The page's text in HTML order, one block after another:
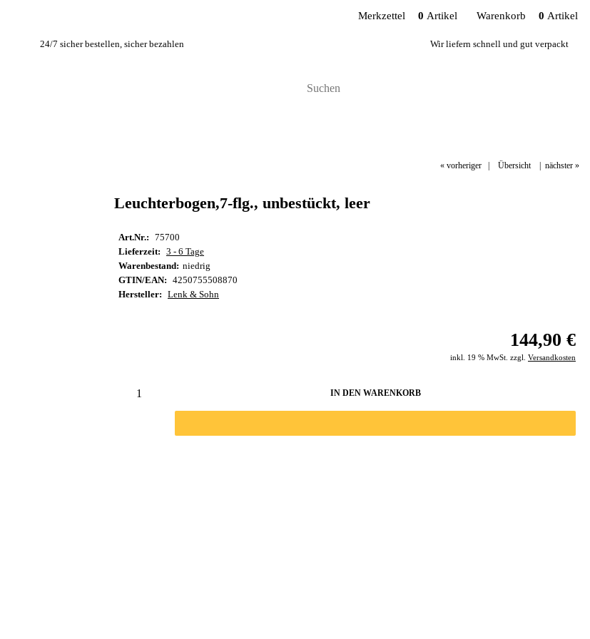
24/7 sicher bestellen, sicher bezahlen Wir liefern schnell und gut verpackt
Warenkorb 0 Artikel
Merkzettel 0 Artikel
« vorheriger Übersicht| nächster »
Leuchterbogen,7-flg., unbestückt, leer
Art.Nr.:
75700
Lieferzeit:
3 - 6 Tage
Warenbestand: niedrig
GTIN/EAN:
4250755508870
Hersteller:
Lenk & Sohn
144,90 €
inkl. 19 % MwSt. zzgl. Versandkosten
IN DEN WARENKORB